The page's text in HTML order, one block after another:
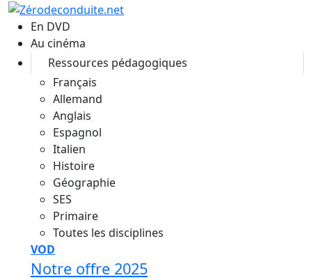
Aller au contenu principal
En DVD
Au cinéma
Ressources pédagogiques
Français
Allemand
Anglais
Espagnol
Italien
Histoire
Géographie
SES
Primaire
Toutes les disciplines
VOD
Notre offre 2025